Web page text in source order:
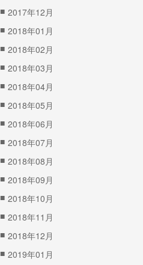
■ 2017年12月
■ 2018年01月
■ 2018年02月
■ 2018年03月
■ 2018年04月
■ 2018年05月
■ 2018年06月
■ 2018年07月
■ 2018年08月
■ 2018年09月
■ 2018年10月
■ 2018年11月
■ 2018年12月
■ 2019年01月